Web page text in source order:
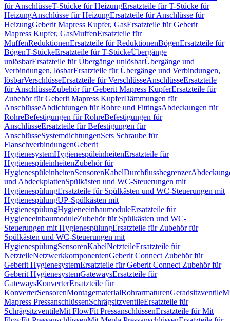
für AnschlüsseT-Stücke für HeizungErsatzteile für T-Stücke für
HeizungAnschlüsse für HeizungErsatzteile für Anschlüsse für
HeizungGeberit Mapress Kupfer, GasErsatzteile für Geberit
Mapress Kupfer, GasMuffenErsatzteile für
MuffenReduktionenErsatzteile für ReduktionenBögenErsatzteile für
BögenT-StückeErsatzteile für T-StückeÜbergänge
unlösbarErsatzteile für Übergänge unlösbarÜbergänge und
Verbindungen, lösbarErsatzteile für Übergänge und Verbindungen,
lösbarVerschlüsseErsatzteile für VerschlüsseAnschlüsseErsatzteile
für AnschlüsseZubehör für Geberit Mapress KupferErsatzteile für
Zubehör für Geberit Mapress KupferDämmungen für
AnschlüsseAbdichtungen für Rohre und FittingsAbdeckungen für
RohreBefestigungen für RohreBefestigungen für
AnschlüsseErsatzteile für Befestigungen für
AnschlüsseSystemdichtungenSets Schraube für
FlanschverbindungenGeberit
HygienesystemHygienespüleinheitenErsatzteile für
HygienespüleinheitenZubehör für
HygienespüleinheitenSensorenKabelDurchflussbegrenzer
und AbdeckplattenSpülkästen und WC-Steuerungen mit
HygienespülungErsatzteile für Spülkästen und WC-Steuerungen mit
HygienespülungUP-Spülkästen mit
HygienespülungHygieneeinbaumoduleErsatzteile für
HygieneeinbaumoduleZubehör für Spülkästen und WC-
Steuerungen mit HygienespülungErsatzteile für Zubehör für
Spülkästen und WC-Steuerungen mit
HygienespülungSensorenKabelNetzteileErsatzteile für
NetzteileNetzwerkkomponentenGeberit Connect Zubehör für
Geberit HygienesystemErsatzteile für Geberit Connect Zubehör für
Geberit HygienesystemGatewaysErsatzteile für
GatewaysKonverterErsatzteile für
KonverterSensorenMontagematerialRohrarmaturenGeradsitzventile
Mapress PressanschlüssenSchrägsitzventileErsatzteile für
SchrägsitzventileMit FlowFit PressanschlüssenErsatzteile für Mit